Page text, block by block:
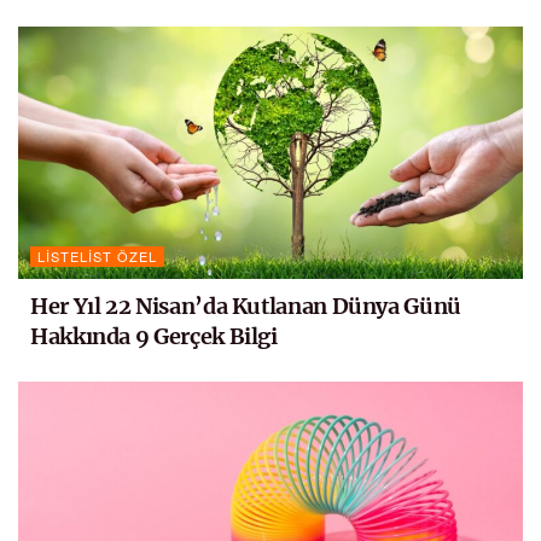
LISTELIST ÖZEL
Her Yıl 22 Nisan’da Kutlanan Dünya Günü
Hakkında 9 Gerçek Bilgi